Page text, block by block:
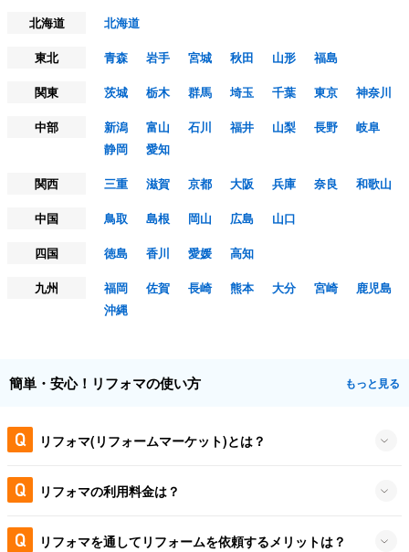
北海道
北海道
東北
青森 岩手 宮城 秋田 山形
福島
関東
茨城 栃木 群馬 埼玉 千葉 東京
神奈川
中部
新潟 富山 石川 福井 山梨 長野
岐阜
静岡
愛知
関西
三重 滋賀 京都 大阪 兵庫 奈良
和歌山
中国
鳥取 島根 岡山 広島
山口
四国
徳島 香川 愛媛
高知
九州
福岡 佐賀 長崎 熊本 大分 宮崎
鹿児島
沖縄
簡単・安心！リフォマの使い方 もっと見る
リフォマ(リフォームマーケット)とは？
リフォマの利用料金は？
リフォマを通してリフォームを依頼するメリットは？